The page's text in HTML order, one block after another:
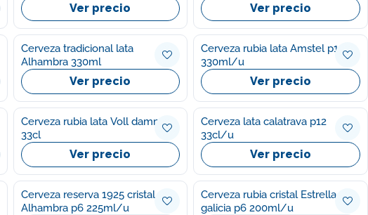
Ver precio Ver precio
Cerveza tradicional lata
Alhambra 330ml
Ver precio
Cerveza rubia lata Amstel p12
330ml/u
Ver precio
Cerveza rubia lata Voll damm
33cl
Ver precio
Cerveza lata calatrava p12
33cl/u
Ver precio
Cerveza reserva 1925 cristal
Alhambra p6 225ml/u
Cerveza rubia cristal Estrella
galicia p6 200ml/u